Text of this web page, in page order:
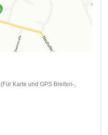
(Für Karte und GPS Breiten-,